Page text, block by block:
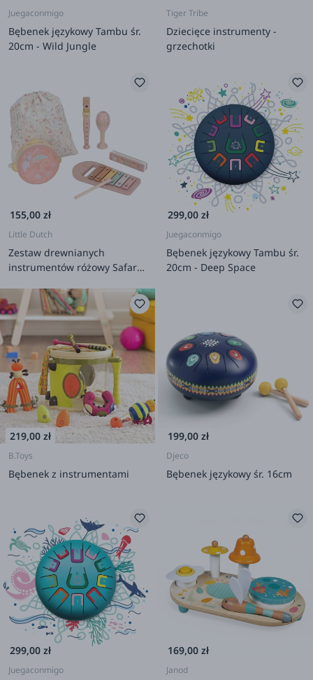
Juegaconmigo
Bębenek językowy Tambu śr.
20cm - Wild Jungle
Tiger Tribe
Dziecięce instrumenty -
grzechotki
155,00 zł
Little Dutch
Zestaw drewnianych
instrumentów różowy Safari
299,00 zł
Juegaconmigo
Bębenek językowy Tambu śr.
20cm - Deep Space
219,00 zł
B.Toys
Bębenek z instrumentami
199,00 zł
Djeco
Bębenek językowy śr. 16cm
299,00 zł
Juegaconmigo
169,00 zł
Janod